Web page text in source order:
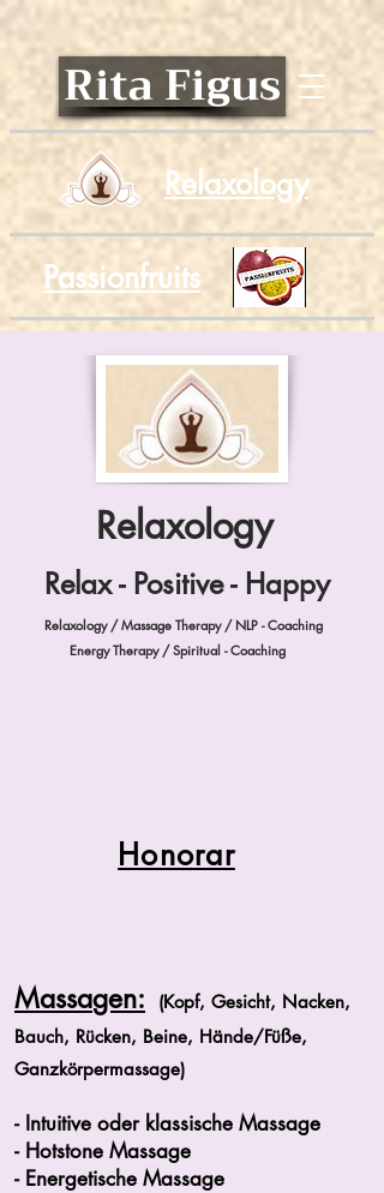
Rita Figus
Relaxology
Passionfruits
Relaxology
Relax - Positive - Happy
Relaxology / Massage Therapy / NLP - Coaching
Energy Therapy / Spiritual - Coaching
Honorar
Massagen:
(Kopf, Gesicht, Nacken,
Bauch, Rücken, Beine, Hände/Füße,
Ganzkörpermassage)
- Intuitive oder klassische Massage
- Hotstone Massage
- Energetische Massage